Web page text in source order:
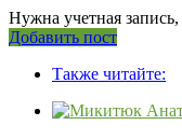
Нужна учетная запись,
Боковая
Добавить пост
120x600Также читайте: